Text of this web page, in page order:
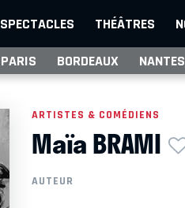
SPECTACLES THÉÂTRES
PARIS BORDEAUX NANTES
ARTISTES & COMÉDIENS
Maïa BRAMI
AUTEUR